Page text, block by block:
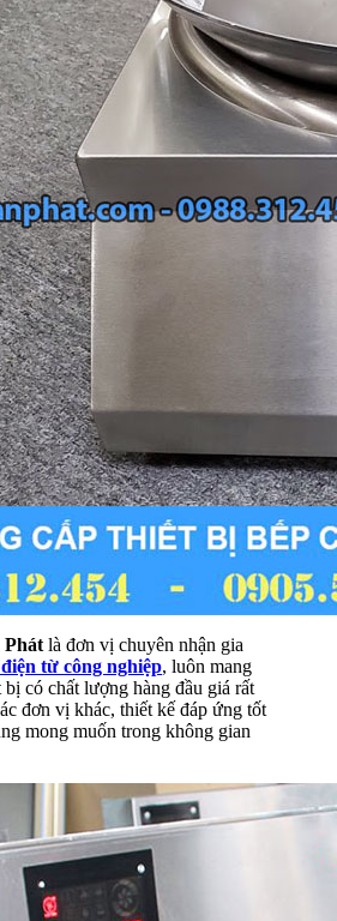
Phát là đơn vị chuyên nhận gia
từ công nghiệp, luôn mang
có chất lượng hàng đầu giá rất
đơn vị khác, thiết kế đáp ứng tốt
mong muốn trong không gian